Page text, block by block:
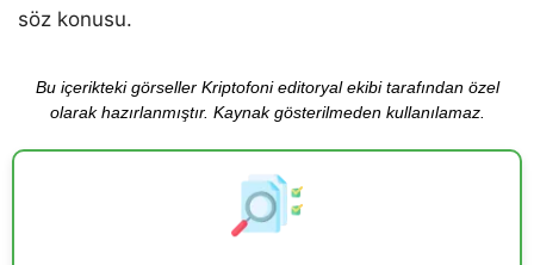
söz konusu.
Bu içerikteki görseller Kriptofoni editoryal ekibi tarafından özel
olarak hazırlanmıştır. Kaynak gösterilmeden kullanılamaz.